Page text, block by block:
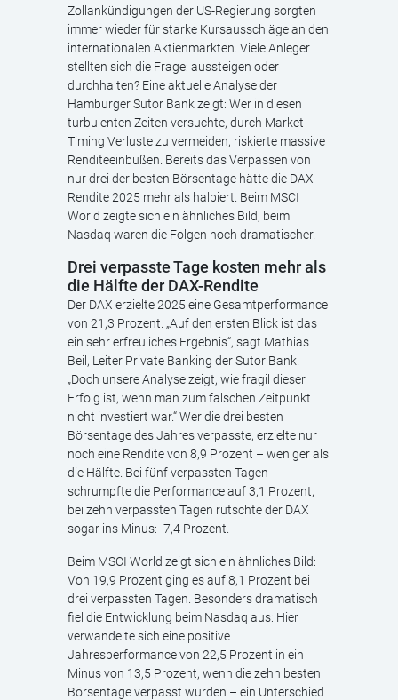
Zollankündigungen der US-Regierung sorgten
immer wieder für starke Kursausschläge an den
internationalen Aktienmärkten. Viele Anleger
stellten sich die Frage: aussteigen oder
durchhalten? Eine aktuelle Analyse der
Hamburger Sutor Bank zeigt: Wer in diesen
turbulenten Zeiten versuchte, durch Market
Timing Verluste zu vermeiden, riskierte massive
Renditeeinbußen. Bereits das Verpassen von
nur drei der besten Börsentage hätte die DAX-
Rendite 2025 mehr als halbiert. Beim MSCI
World zeigte sich ein ähnliches Bild, beim
Nasdaq waren die Folgen noch dramatischer.
Drei verpasste Tage kosten mehr als
die Hälfte der DAX-Rendite
Der DAX erzielte 2025 eine Gesamtperformance
von 21,3 Prozent. „Auf den ersten Blick ist das
ein sehr erfreuliches Ergebnis“, sagt Mathias
Beil, Leiter Private Banking der Sutor Bank.
„Doch unsere Analyse zeigt, wie fragil dieser
Erfolg ist, wenn man zum falschen Zeitpunkt
nicht investiert war.“ Wer die drei besten
Börsentage des Jahres verpasste, erzielte nur
noch eine Rendite von 8,9 Prozent – weniger als
die Hälfte. Bei fünf verpassten Tagen
schrumpfte die Performance auf 3,1 Prozent,
bei zehn verpassten Tagen rutschte der DAX
sogar ins Minus: -7,4 Prozent.
Beim MSCI World zeigt sich ein ähnliches Bild:
Von 19,9 Prozent ging es auf 8,1 Prozent bei
drei verpassten Tagen. Besonders dramatisch
fiel die Entwicklung beim Nasdaq aus: Hier
verwandelte sich eine positive
Jahresperformance von 22,5 Prozent in ein
Minus von 13,5 Prozent, wenn die zehn besten
Börsentage verpasst wurden – ein Unterschied